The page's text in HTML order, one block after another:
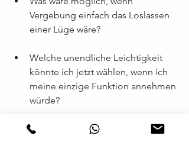
Vergebung einfach das Loslassen
einer Lüge wäre?
Welche unendliche Leichtigkeit
könnte ich jetzt wählen, wenn ich
meine einzige Funktion annehmen
würde?
https://lektionen.acim.org/de
Hier